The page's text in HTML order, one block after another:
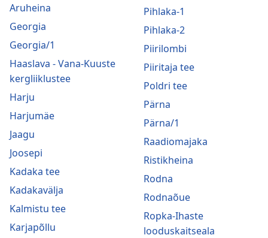
Aruheina
Georgia
Georgia/1
Haaslava - Vana-Kuuste
kergliiklustee
Harju
Harjumäe
Jaagu
Joosepi
Kadaka tee
Kadakavälja
Kalmistu tee
Karjapõllu
Pihlaka-1
Pihlaka-2
Piirilombi
Piiritaja tee
Poldri tee
Pärna
Pärna/1
Raadiomajaka
Ristikheina
Rodna
Rodnaõue
Ropka-Ihaste
looduskaitseala